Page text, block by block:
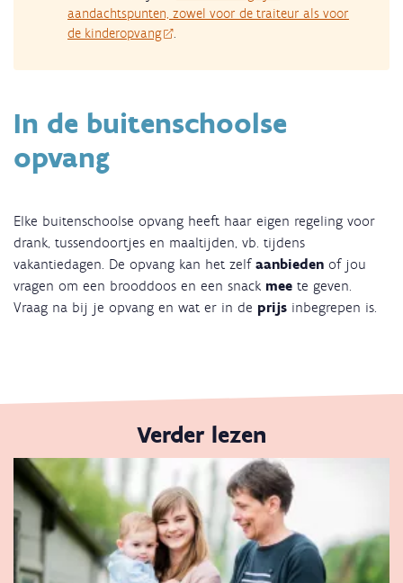
aandachtspunten, zowel voor de traiteur als voor
de kinderopvang
.
In de buitenschoolse
opvang
Elke buitenschoolse opvang heeft haar eigen regeling voor
drank, tussendoortjes en maaltijden, vb. tijdens
vakantiedagen. De opvang kan het zelf aanbieden of jou
vragen om een brooddoos en een snack mee te geven.
Vraag na bij je opvang en wat er in de prijs inbegrepen is.
Verder lezen